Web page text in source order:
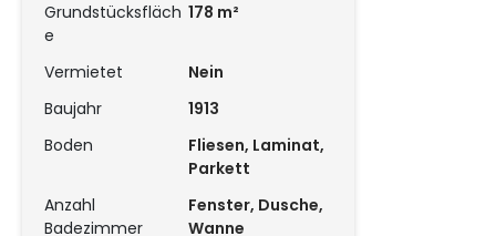
Grundstücksfläch
e
178 m²
Vermietet
Nein
Baujahr
1913
Boden
Fliesen, Laminat,
Parkett
Anzahl
Badezimmer
Fenster, Dusche,
Wanne